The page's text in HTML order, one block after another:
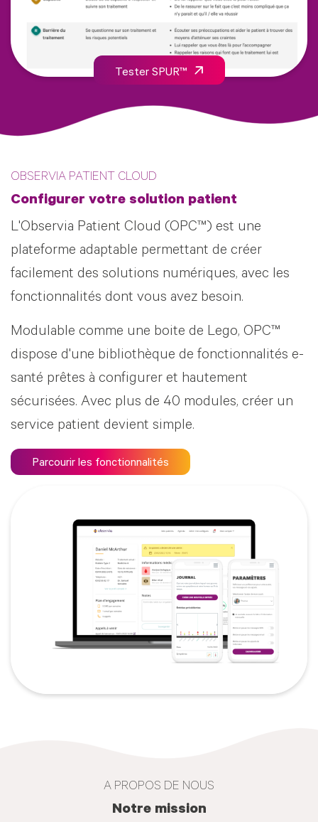
Tester SPUR™
OBSERVIA PATIENT CLOUD
Configurer votre solution patient
L'Observia Patient Cloud (OPC™) est une
plateforme adaptable permettant de créer
facilement des solutions numériques, avec les
fonctionnalités dont vous avez besoin.
Modulable comme une boite de Lego, OPC™
dispose d'une bibliothèque de fonctionnalités e-
santé prêtes à configurer et hautement
sécurisées. Avec plus de 40 modules, créer un
service patient devient simple.
Parcourir les fonctionnalités
A PROPOS DE NOUS
Notre mission